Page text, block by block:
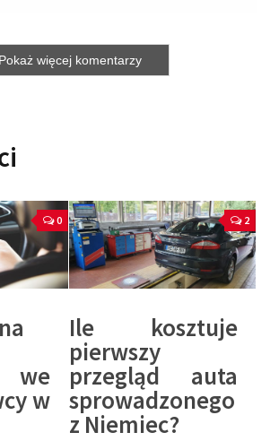
Pokaż więcej komentarzy
0
we
w
2
Ile kosztuje
pierwszy
przegląd auta
sprowadzonego
z Niemiec?